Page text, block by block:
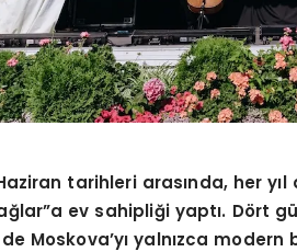
tarihleri arasında, her
ev sahipliği yaptı. Dört
de Moskova’yı yalnızca